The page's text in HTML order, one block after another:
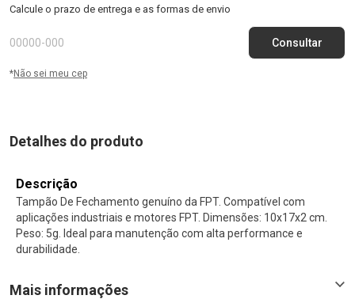
Calcule o prazo de entrega e as formas de envio
*Não sei meu cep
Detalhes do produto
Descrição
Tampão De Fechamento genuíno da FPT. Compatível com
aplicações industriais e motores FPT. Dimensões: 10x17x2 cm.
Peso: 5g. Ideal para manutenção com alta performance e
durabilidade.
Mais informações